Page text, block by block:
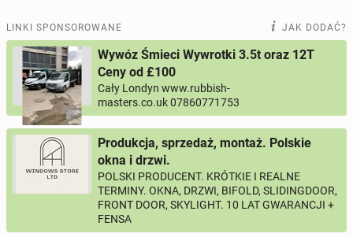
Imię i nazwisko
LINKI SPONSOROWANE JAK DODAĆ?
Wywóz Śmieci Wywrotki 3.5t oraz 12T
Ceny od £100
Cały Londyn www.rubbish-
masters.co.uk 07860771753
Produkcja, sprzedaż, montaż. Polskie
okna i drzwi.
POLSKI PRODUCENT. KRÓTKIE I REALNE
TERMINY. OKNA, DRZWI, BIFOLD, SLIDINGDOOR,
FRONT DOOR, SKYLIGHT. 10 LAT GWARANCJI +
FENSA